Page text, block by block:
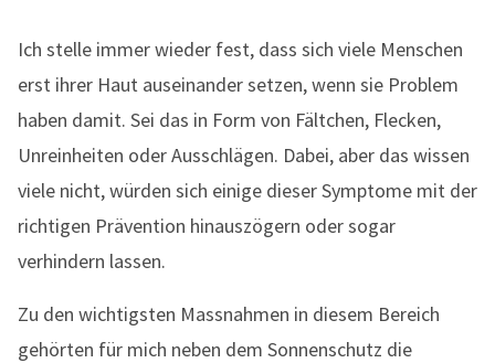
Ich stelle immer wieder fest, dass sich viele Menschen
erst ihrer Haut auseinander setzen, wenn sie Problem
haben damit. Sei das in Form von Fältchen, Flecken,
Unreinheiten oder Ausschlägen. Dabei, aber das wissen
viele nicht, würden sich einige dieser Symptome mit der
richtigen Prävention hinauszögern oder sogar
verhindern lassen.
Zu den wichtigsten Massnahmen in diesem Bereich
gehörten für mich neben dem Sonnenschutz die